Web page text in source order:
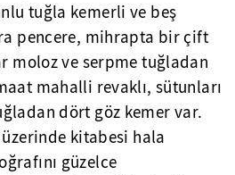
tuğla kemerli ve beş
pencere, mihrapta bir çift
moloz ve serpme tuğladan
mahalli revaklı, sütunları
dört göz kemer var.
üzerinde kitabesi hala
güzelce